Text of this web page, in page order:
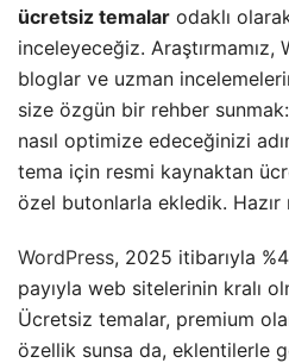
ücretsiz temalar odaklı
inceleyeceğiz.
bloglar ve uzman
size özgün bir rehber
nasıl optimize edeceğinizi
tema için resmi kaynaktan
özel butonlarla ekledik. Hazır
WordPress, 2025 itibarıyla
payıyla web sitelerinin kralı
Ücretsiz temalar, premium
özellik sunsa da, eklentilerle